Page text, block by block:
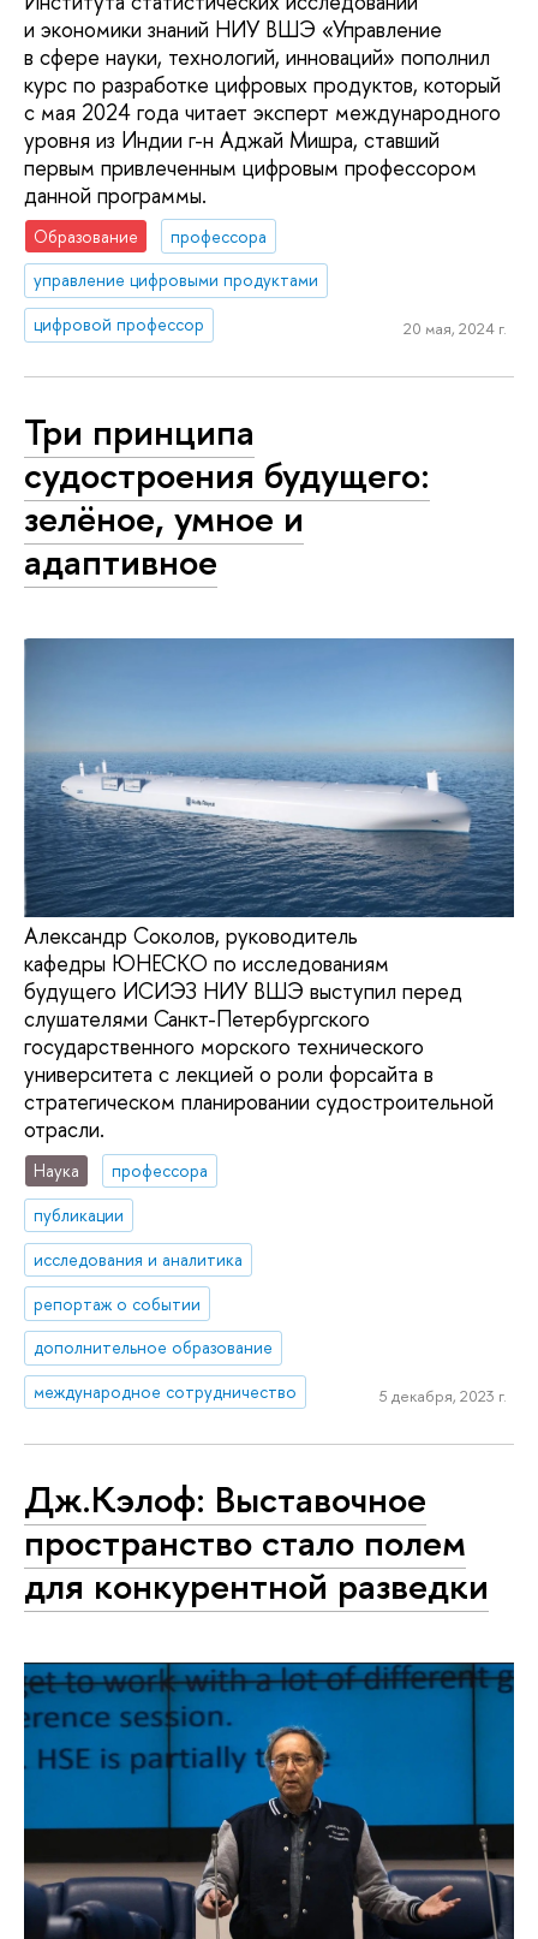
и экономики знаний НИУ ВШЭ «Управление
в сфере науки, технологий, инноваций» пополнил
курс по разработке цифровых продуктов, который
с мая 2024 года читает эксперт международного
уровня из Индии г-н Аджай Мишра, ставший
первым привлеченным цифровым профессором
данной программы.
Образование
профессора
управление цифровыми продуктами
цифровой профессор
20 мая, 2024 г.
Три принципа
судостроения будущего:
зелёное, умное и
адаптивное
Александр Соколов, руководитель
кафедры ЮНЕСКО по исследованиям
будущего ИСИЭЗ НИУ ВШЭ выступил перед
слушателями Санкт-Петербургского
государственного морского технического
университета с лекцией о роли форсайта в
стратегическом планировании судостроительной
отрасли.
Наука
профессора
публикации
исследования и аналитика
репортаж о событии
дополнительное образование
международное сотрудничество
5 декабря, 2023 г.
Дж.Кэлоф: Выставочное
пространство стало полем
для конкурентной разведки